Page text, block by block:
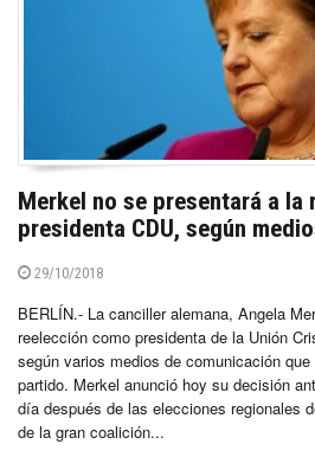
Merkel no se presentará a la
presidenta CDU, según
29/10/2018
BERLÍN.- La canciller alemana, Angela
reelección como presidenta de la Unión
según varios medios de comunicación
partido. Merkel anunció hoy su decisión
día después de las elecciones regionales
de la gran coalición...